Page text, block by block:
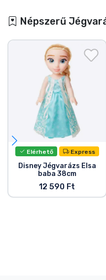
Népszerű
Elérhető Express
Disney Jégvarázs Elsa
baba 38cm
12 590 Ft